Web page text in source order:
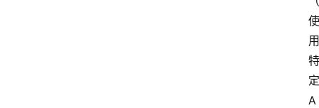
使
用
特
定
A